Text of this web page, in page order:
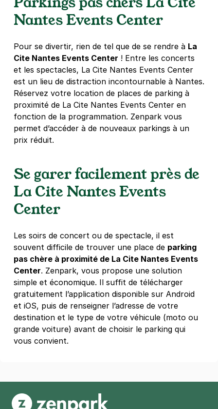
4,2 (69 avis)
12 €/jour,34 €/semaine(tarifs dégressifs)
+ Abonnements disponibles
Nantes - Ile de Nantes - Cherche-
Midi
44200Nantes
4,6(138 avis)
2 €/heure,18 €/jour,
+ Abonnements disponibles
2 impasse du sanitat
44100
4,6(111 avis)
2,50 €/heure,21 €/jour,82 €/semaine (tarifs dégressifs)
Réserver
+ Abonnements disponibles
Nantes Centre - Leloup
2 €/heure,18 €/jour,74 €/semaine(tarifs dégressifs)
Réserver
Nantes Events Center
Pour se divertir, rien de tel que de se rendre à La
Cite Nantes Events Center ! Entre les concerts
et les spectacles, La Cite Nantes Events Center
est un lieu de distraction incontournable à Nantes.
Réservez votre location de places de parking à
proximité de La Cite Nantes Events Center en
fonction de la programmation. Zenpark vous
permet d’accéder à de nouveaux parkings à un
prix réduit.
Se garer facilement près de
La Cite Nantes Events
Center
Les soirs de concert ou de spectacle, il est
souvent difficile de trouver une place de parking
pas chère à proximité de La Cite Nantes Events
Center. Zenpark, vous propose une solution
simple et économique. Il suffit de télécharger
gratuitement l’application disponible sur Android
et iOS, puis de renseigner l’adresse de votre
destination et le type de votre véhicule (moto ou
grande voiture) avant de choisir le parking qui
vous convient.